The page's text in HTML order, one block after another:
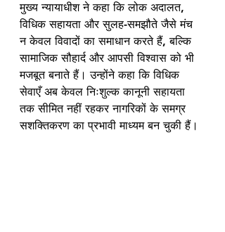
मुख्य न्यायाधीश ने कहा कि लोक अदालत,
विधिक सहायता और सुलह-समझौते जैसे मंच
न केवल विवादों का समाधान करते हैं, बल्कि
सामाजिक सौहार्द और आपसी विश्वास को भी
मजबूत बनाते हैं। उन्होंने कहा कि विधिक
सेवाएँ अब केवल निःशुल्क कानूनी सहायता
तक सीमित नहीं रहकर नागरिकों के समग्र
सशक्तिकरण का प्रभावी माध्यम बन चुकी हैं।